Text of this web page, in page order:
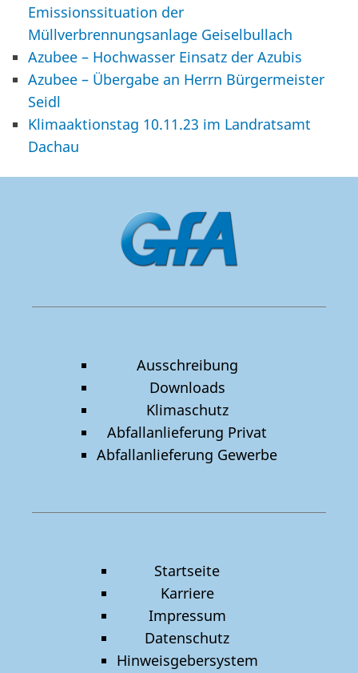
Emissionssituation der
Müllverbrennungsanlage Geiselbullach
Azubee – Hochwasser Einsatz der Azubis
Azubee – Übergabe an Herrn Bürgermeister
Seidl
Klimaaktionstag 10.11.23 im Landratsamt
Dachau
Ausschreibung
Downloads
Klimaschutz
Abfallanlieferung Privat
Abfallanlieferung Gewerbe
Startseite
Karriere
Impressum
Datenschutz
Hinweisgebersystem